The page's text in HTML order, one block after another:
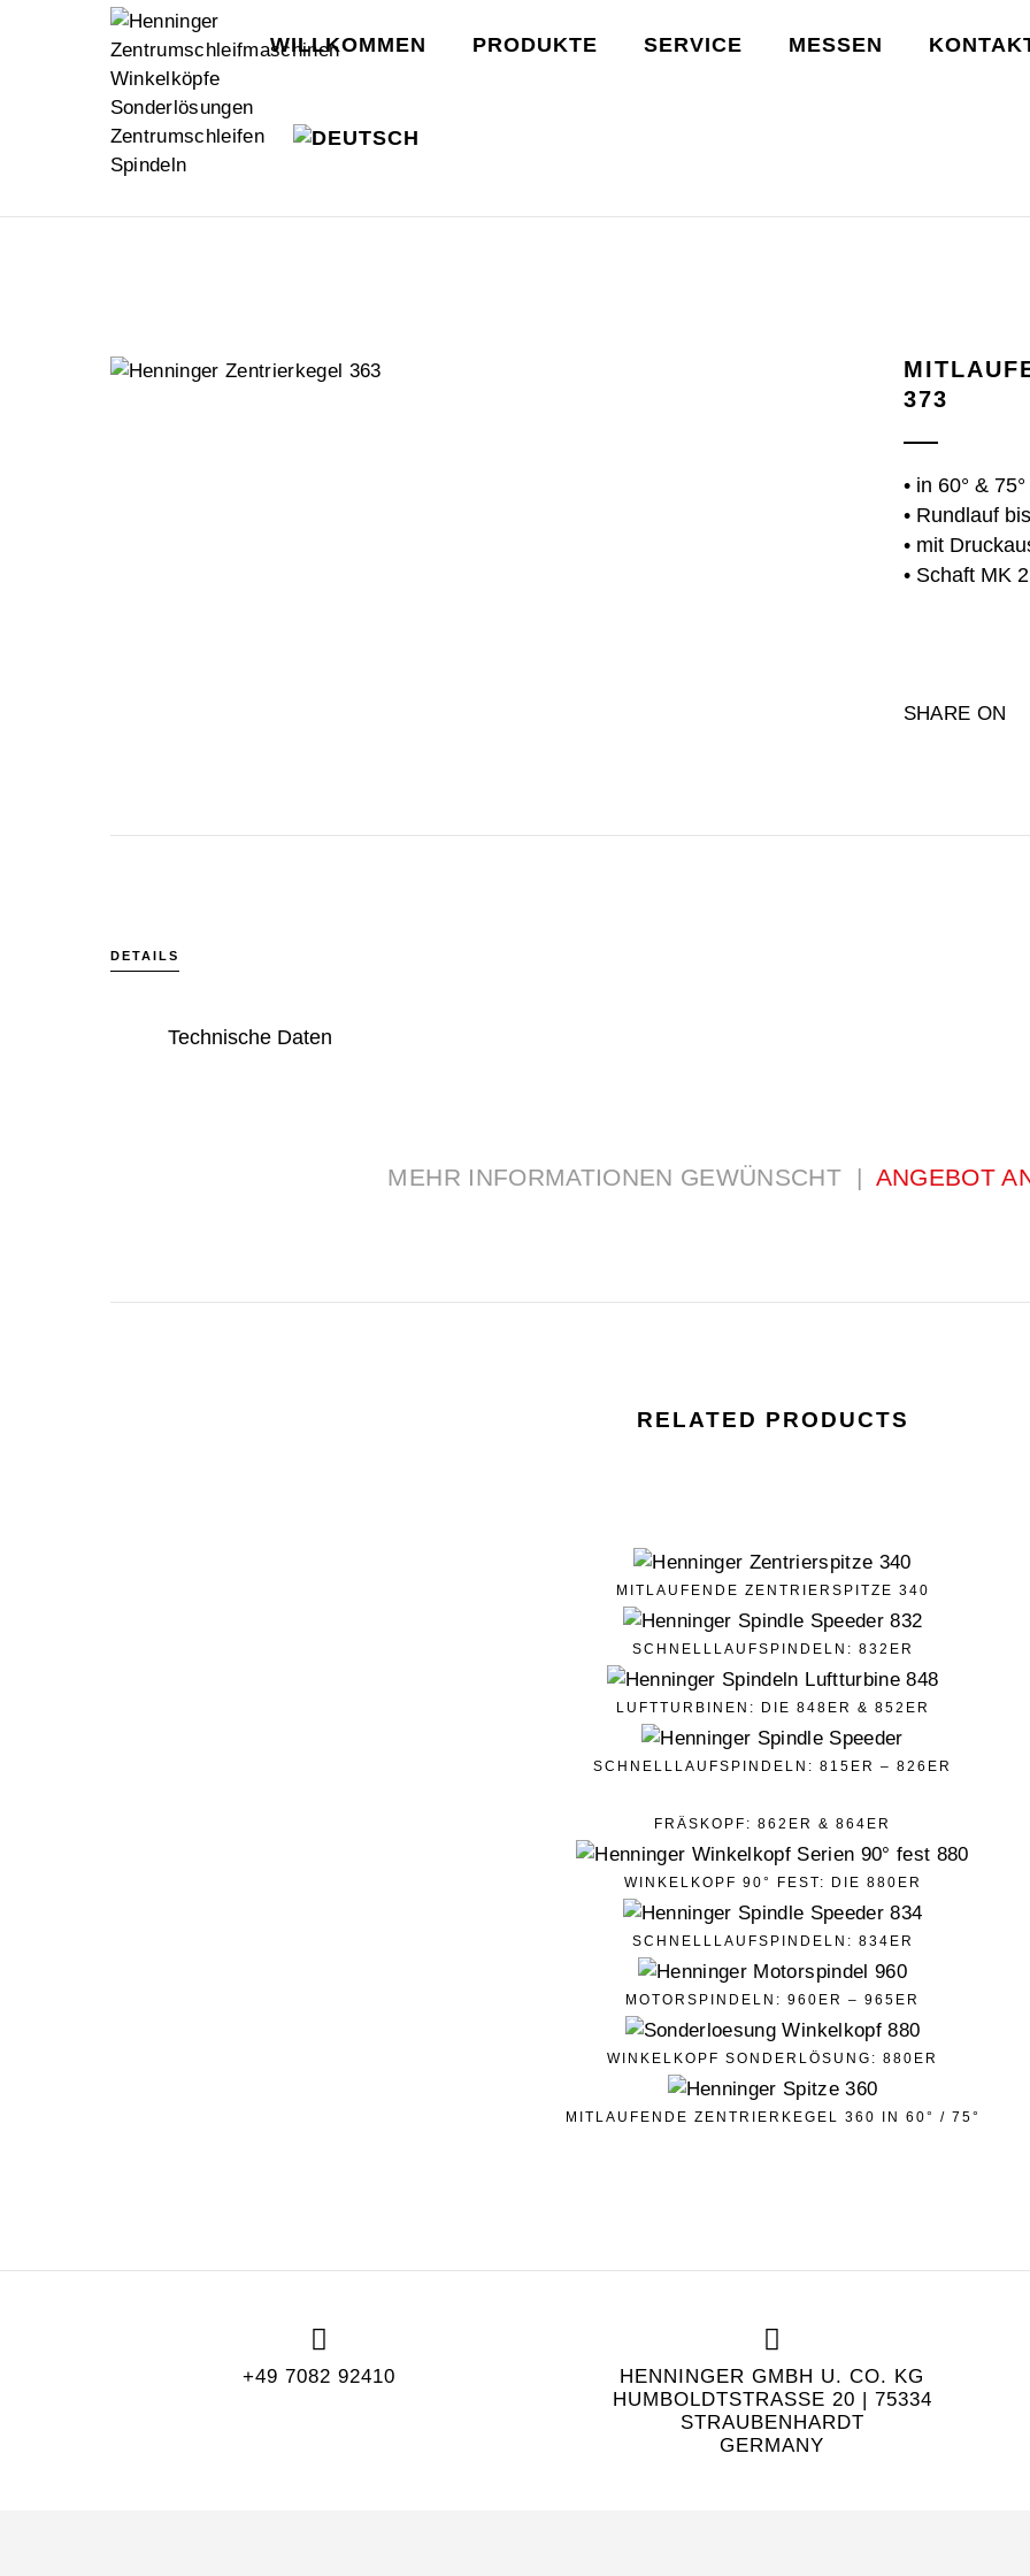
WILLKOMMEN PRODUKTE SERVICE MESSEN
HOME
373
• in 60° &
• Rundlauf
• mit
• Schaft MK
SHARE ON
DETAILS
Technische Daten
MEHR INFORMATIONEN GEWÜNSCHT | ANGEBOT
RELATED PRODUCTS
MITLAUFENDE ZENTRIERSPITZE 340
SCHNELLLAUFSPINDELN: 832ER
LUFTTURBINEN: DIE 848ER & 852ER
SCHNELLLAUFSPINDELN: 815ER – 826ER
FRÄSKOPF: 862ER & 864ER
WINKELKOPF 90° FEST: DIE 880ER
SCHNELLLAUFSPINDELN: 834ER
MOTORSPINDELN: 960ER – 965ER
WINKELKOPF SONDERLÖSUNG: 880ER
MITLAUFENDE ZENTRIERKEGEL 360 IN 60° / 75°
+49 7082 92410
HENNINGER GMBH U. CO. KG
HUMBOLDTSTRASSE 20 | 75334 S
TRAUBENHARDT
GERMANY